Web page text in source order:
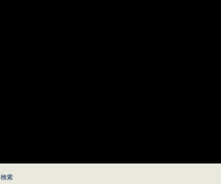
検索